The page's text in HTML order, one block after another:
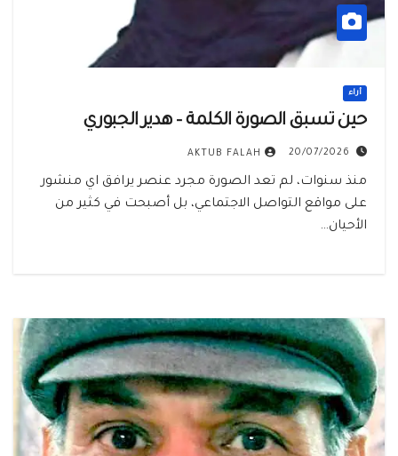
أراء
حين تسبق الصورة الكلمة – هدير الجبوري
20/07/2026
AKTUB FALAH
منذ سنوات، لم تعد الصورة مجرد عنصر يرافق اي منشور
على مواقع التواصل الاجتماعي، بل أصبحت في كثير من
الأحيان…